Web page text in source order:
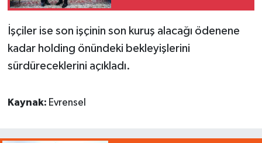
İşçiler ise son işçinin son kuruş alacağı ödenene
kadar holding önündeki bekleyişlerini
sürdüreceklerini açıkladı.
Kaynak: Evrensel